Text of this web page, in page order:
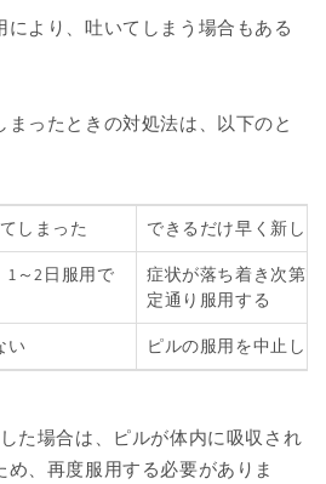
より、吐いてしまう場合もある
まったときの対処法は、以下のと
しまった できるだけ早く新し
1～2日服用で
症状が落ち着き次第
定通り服用する
い ピルの服用を中止し
た場合は、ピルが体内に吸収され
、再度服用する必要がありま